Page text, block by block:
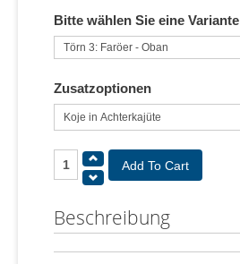
Bitte wählen Sie eine Variante
Zusatzoptionen
Beschreibung